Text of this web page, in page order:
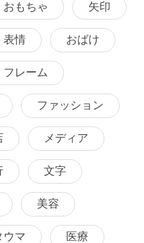
おもちゃ 矢印
表情 おばけ
フレーム
ファッション
メディア
文字
美容
ウマ 医療